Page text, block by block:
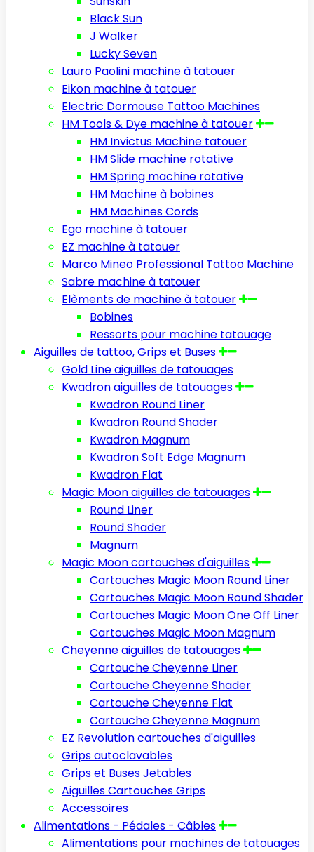
Black Sun
J Walker
Lucky Seven
Lauro Paolini machine à tatouer
Eikon machine à tatouer
Electric Dormouse Tattoo Machines
HM Tools & Dye machine à tatouer
HM Invictus Machine tatouer
HM Slide machine rotative
HM Spring machine rotative
HM Machine à bobines
HM Machines Cords
Ego machine à tatouer
EZ machine à tatouer
Marco Mineo Professional Tattoo Machine
Sabre machine à tatouer
Elèments de machine à tatouer
Bobines
Ressorts pour machine tatouage
Aiguilles de tattoo, Grips et Buses
Gold Line aiguilles de tatouages
Kwadron aiguilles de tatouages
Kwadron Round Liner
Kwadron Round Shader
Kwadron Magnum
Kwadron Soft Edge Magnum
Kwadron Flat
Magic Moon aiguilles de tatouages
Round Liner
Round Shader
Magnum
Magic Moon cartouches d'aiguilles
Cartouches Magic Moon Round Liner
Cartouches Magic Moon Round Shader
Cartouches Magic Moon One Off Liner
Cartouches Magic Moon Magnum
Cheyenne aiguilles de tatouages
Cartouche Cheyenne Liner
Cartouche Cheyenne Shader
Cartouche Cheyenne Flat
Cartouche Cheyenne Magnum
EZ Revolution cartouches d'aiguilles
Grips autoclavables
Grips et Buses Jetables
Aiguilles Cartouches Grips
Accessoires
Alimentations - Pédales - Câbles
Alimentations pour machines de tatouages